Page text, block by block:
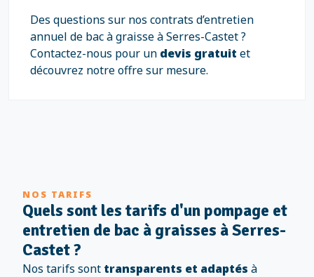
Des questions sur nos contrats d’entretien
annuel de bac à graisse à Serres-Castet ?
Contactez-nous pour un devis gratuit et
découvrez notre offre sur mesure.
NOS TARIFS
Quels sont les tarifs d'un pompage et
entretien de bac à graisses à Serres-
Castet ?
Nos tarifs sont transparents et adaptés à